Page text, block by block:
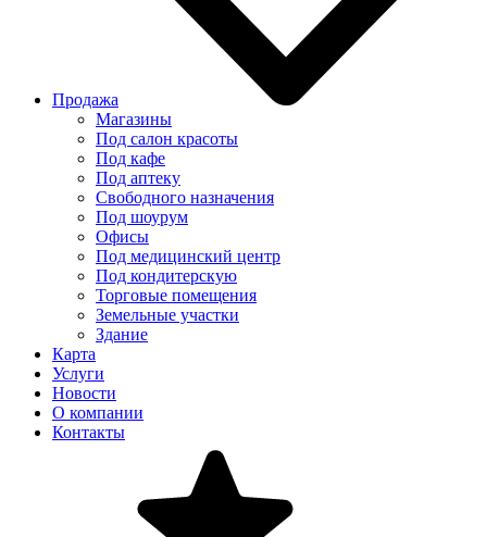
Продажа
Магазины
Под салон красоты
Под кафе
Под аптеку
Свободного назначения
Под шоурум
Офисы
Под медицинский центр
Под кондитерскую
Торговые помещения
Земельные участки
Здание
Карта
Услуги
Новости
О компании
Контакты